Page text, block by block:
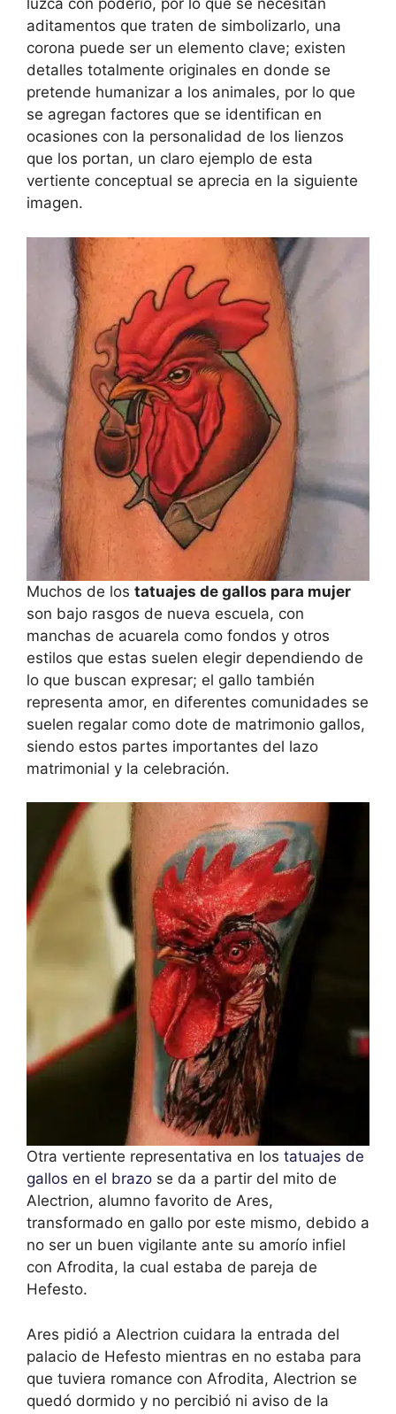
luzca con poderío, por lo que se necesitan
aditamentos que traten de simbolizarlo, una
corona puede ser un elemento clave; existen
detalles totalmente originales en donde se
pretende humanizar a los animales, por lo que
se agregan factores que se identifican en
ocasiones con la personalidad de los lienzos
que los portan, un claro ejemplo de esta
vertiente conceptual se aprecia en la siguiente
imagen.
Muchos de los tatuajes de gallos para mujer
son bajo rasgos de nueva escuela, con
manchas de acuarela como fondos y otros
estilos que estas suelen elegir dependiendo de
lo que buscan expresar; el gallo también
representa amor, en diferentes comunidades se
suelen regalar como dote de matrimonio gallos,
siendo estos partes importantes del lazo
matrimonial y la celebración.
Otra vertiente representativa en los tatuajes de
gallos en el brazo se da a partir del mito de
Alectrion, alumno favorito de Ares,
transformado en gallo por este mismo, debido a
no ser un buen vigilante ante su amorío infiel
con Afrodita, la cual estaba de pareja de
Hefesto.
Ares pidió a Alectrion cuidara la entrada del
palacio de Hefesto mientras en no estaba para
que tuviera romance con Afrodita, Alectrion se
quedó dormido y no percibió ni aviso de la